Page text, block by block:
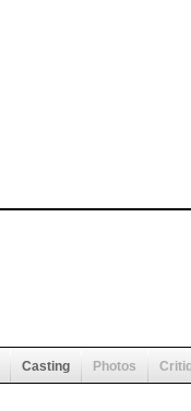
Casting Photos